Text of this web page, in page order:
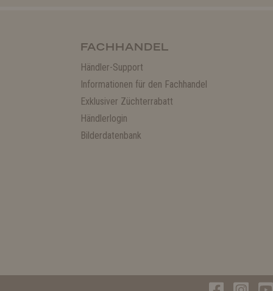
FACHHANDEL
Händler-Support
Informationen für den Fachhandel
Exklusiver Züchterrabatt
Händlerlogin
Bilderdatenbank